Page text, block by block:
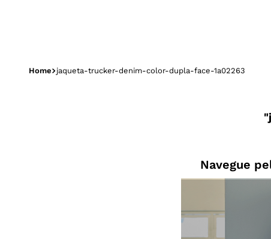
jaqueta-trucker-denim-color-dupla-face-1a02263
Navegue